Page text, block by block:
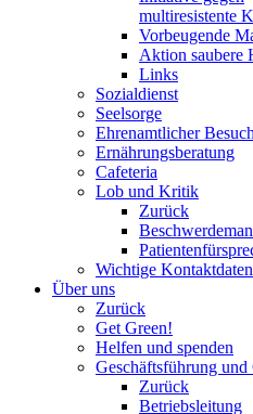
multiresistente
Vorbeugende
Aktion saubere
Links
Sozialdienst
Seelsorge
Ehrenamtlicher
Ernährungsberatung
Cafeteria
Lob und Kritik
Zurück
Wichtige Kontaktdaten
Über uns
Zurück
Get Green!
Helfen und spenden
Geschäftsführung und
Zurück
Betriebsleitung